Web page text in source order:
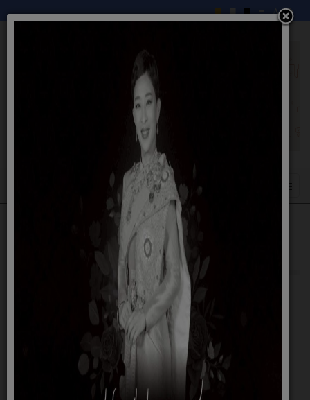
แบบฟอร์มการร้องเรียนการทุจริตและพฤติมิ